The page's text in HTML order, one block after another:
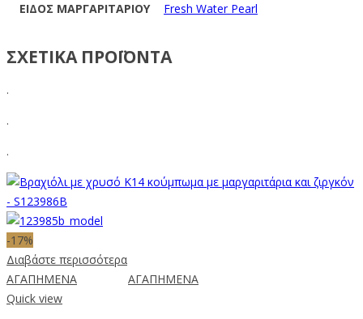
ΕΙΔΟΣ ΜΑΡΓΑΡΙΤΑΡΙΟΥ Fresh Water Pearl
ΣΧΕΤΙΚΑ ΠΡΟΪΟΝΤΑ
.
.
.
-17%
Διαβάστε περισσότερα
ΑΓΑΠΗΜΕΝΑ
ΑΓΑΠΗΜΕΝΑ
Quick view